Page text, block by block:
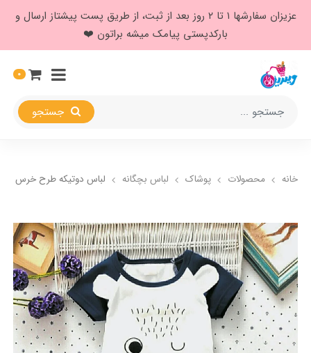
عزیزان سفارشها ۱ تا ۲ روز بعد از ثبت، از طریق پست پیشتاز ارسال و
بارکدپستی پیامک میشه براتون ❤️
0
خانه محصولات پوشاک لباس بچگانه لباس دوتیکه طرح خرس